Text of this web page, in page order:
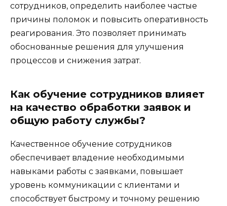
сотрудников, определить наиболее частые
причины поломок и повысить оперативность
реагирования. Это позволяет принимать
обоснованные решения для улучшения
процессов и снижения затрат.
Как обучение сотрудников влияет
на качество обработки заявок и
общую работу службы?
Качественное обучение сотрудников
обеспечивает владение необходимыми
навыками работы с заявками, повышает
уровень коммуникации с клиентами и
способствует быстрому и точному решению